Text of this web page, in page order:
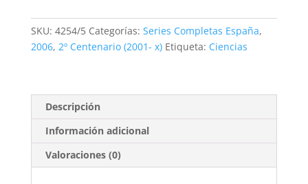
**2006
cantidad
SKU: 4254/5 Categorías: Series Completas España,
2006, 2º Centenario (2001- x) Etiqueta: Ciencias
Descripción
Información adicional
Valoraciones (0)